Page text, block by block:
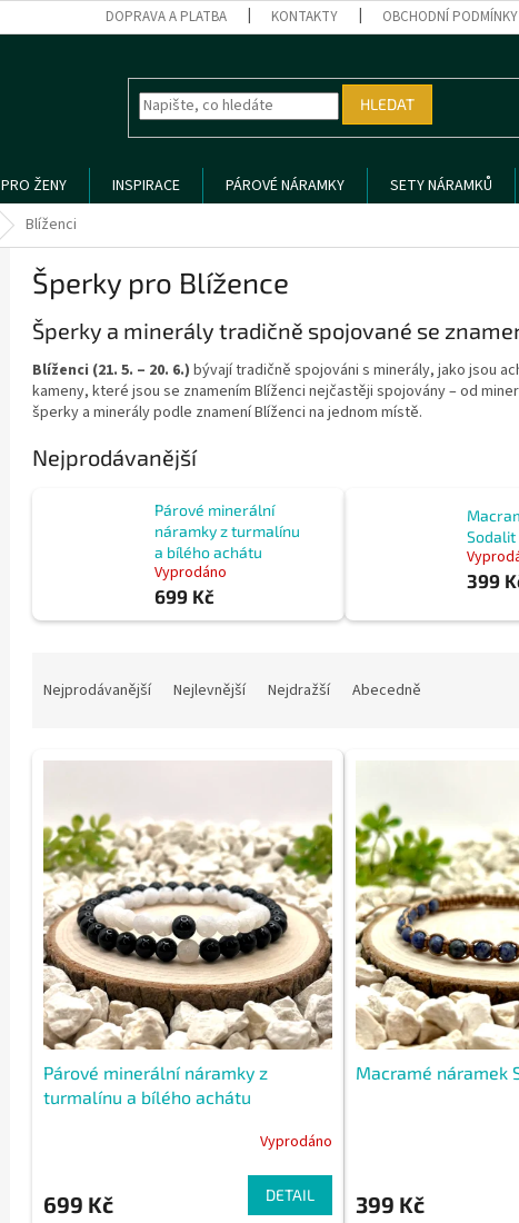
DOPRAVA A PLATBA KONTAKTY OBCHODNÍ PODMÍNKY
HLEDAT
PRO ŽENY INSPIRACE PÁROVÉ NÁRAMKY SETY NÁRAMKŮ
Blíženci
Šperky pro Blížence
Šperky a minerály tradičně spojované se
Blíženci (21. 5. – 20. 6.) bývají tradičně spojováni s minerály, jako jsou
kameny, které jsou se znamením Blíženci nejčastěji spojovány – od
šperky a minerály podle znamení Blíženci na jednom místě.
Nejprodávanější
Párové minerální
náramky z turmalínu
a bílého achátu
Vyprodáno
699 Kč
Sodalit
399
n
Nejprodávanější Nejlevnější Nejdražší Abecedně
V
p
Párové minerální náramky z
turmalínu a bílého achátu
Vyprodáno
699 Kč DETAIL
Macramé náramek
399 Kč